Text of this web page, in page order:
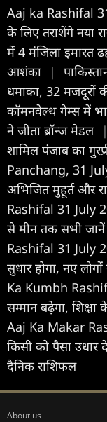
Aaj ka Rashifal
के लिए तराशेंगे नया
में 4 मंजिला इमारत
आशंका
|
धमाका, 32 मजदूरों
कॉमनवेल्थ गेम्स में
ने जीता ब्रॉन्ज मेडल |
शामिल पंजाब का
Panchang, 31
अभिजित मुहूर्त और
Rashifal 31 July
से मीन तक सभी
Rashifal 31 July
सुधार होगा, नए
Ka Kumbh
सम्मान बढ़ेगा,
Aaj Ka Makar
किसी को पैसा
दैनिक राशिफल
About us